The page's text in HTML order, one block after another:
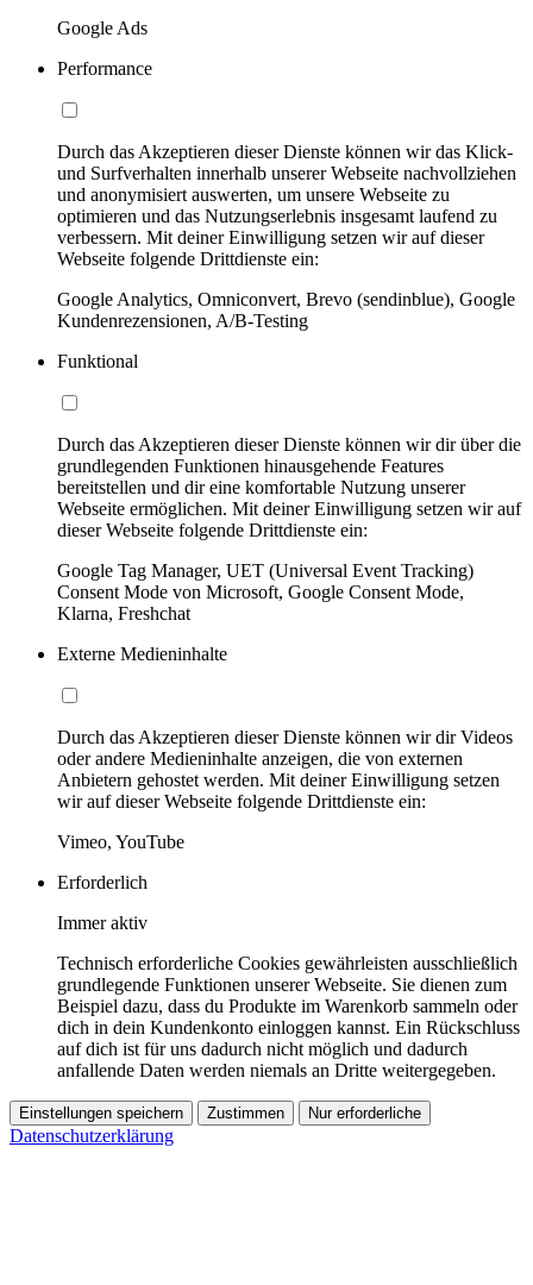
Google Ads
Performance
Durch das Akzeptieren dieser Dienste können wir das Klick-
und Surfverhalten innerhalb unserer Webseite nachvollziehen
und anonymisiert auswerten, um unsere Webseite zu
optimieren und das Nutzungserlebnis insgesamt laufend zu
verbessern. Mit deiner Einwilligung setzen wir auf dieser
Webseite folgende Drittdienste ein:
Google Analytics, Omniconvert, Brevo (sendinblue), Google
Kundenrezensionen, A/B-Testing
Funktional
Durch das Akzeptieren dieser Dienste können wir dir über die
grundlegenden Funktionen hinausgehende Features
bereitstellen und dir eine komfortable Nutzung unserer
Webseite ermöglichen. Mit deiner Einwilligung setzen wir auf
dieser Webseite folgende Drittdienste ein:
Google Tag Manager, UET (Universal Event Tracking)
Consent Mode von Microsoft, Google Consent Mode,
Klarna, Freshchat
Externe Medieninhalte
Durch das Akzeptieren dieser Dienste können wir dir Videos
oder andere Medieninhalte anzeigen, die von externen
Anbietern gehostet werden. Mit deiner Einwilligung setzen
wir auf dieser Webseite folgende Drittdienste ein:
Vimeo, YouTube
Erforderlich
Immer aktiv
Technisch erforderliche Cookies gewährleisten ausschließlich
grundlegende Funktionen unserer Webseite. Sie dienen zum
Beispiel dazu, dass du Produkte im Warenkorb sammeln oder
dich in dein Kundenkonto einloggen kannst. Ein Rückschluss
auf dich ist für uns dadurch nicht möglich und dadurch
anfallende Daten werden niemals an Dritte weitergegeben.
Einstellungen speichern Zustimmen Nur erforderliche
Datenschutzerklärung